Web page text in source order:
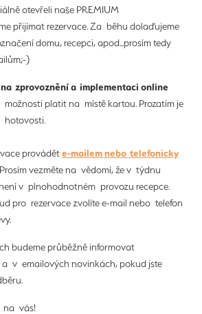
otevřeli naše PREMIUM
přijímat rezervace. Za běhu dolaďujeme
domu, recepci, apod...prosím tedy
)
zprovoznění a implementaci online
platit na místě kartou. Prozatím je
hotovosti.
prováděte-mailem nebo telefonicky
vezměte na vědomí, že v týdnu
v plnohodnotném provozu recepce.
pro rezervace zvolíte e-mail nebo telefon
budeme průběžně informovat
a v emailových novinkách, pokud jste
na vás!